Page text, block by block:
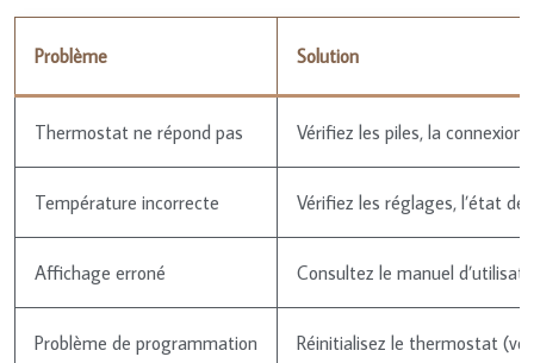
Problème Solution
Thermostat ne répond pas Vérifiez les piles, la
Température incorrecte Vérifiez les réglages, l’état
Affichage erroné Consultez le manuel
Problème de programmation Réinitialisez le thermostat